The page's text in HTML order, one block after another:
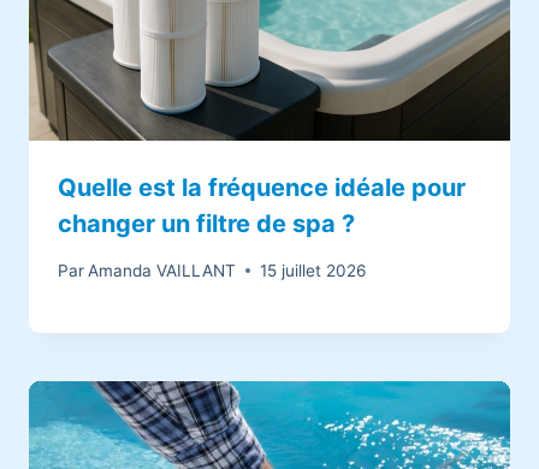
Quelle est la fréquence idéale pour
changer un filtre de spa ?
Par Amanda VAILLANT 15 juillet 2026